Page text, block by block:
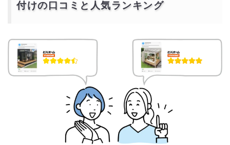
付けの口コミと人気ランキング